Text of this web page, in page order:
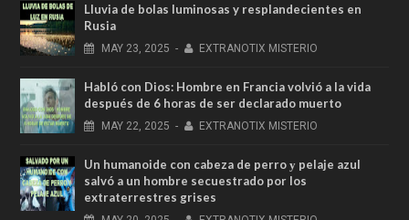
Lluvia de bolas luminosas y resplandecientes en
Rusia
MAY 23, 2025 - EXTRANOTIX MISTERIO
Habló con Dios: Hombre en Francia volvió a la vida
después de 6 horas de ser declarado muerto
MAY 22, 2025 - EXTRANOTIX MISTERIO
Un humanoide con cabeza de perro у pelaje azul
salvó a un hombre secuestrado por los
extraterrestres grises